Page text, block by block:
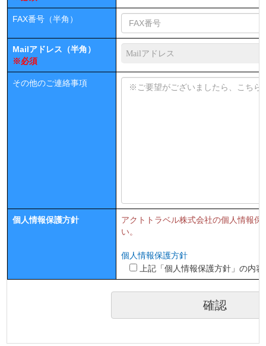
FAX番号（半角）
Mailアドレス（半角）
※必須
その他のご連絡事項
個人情報保護方針
アクトトラベル株式会社の個人情報
い。
個人情報保護方針
上記「個人情報保護方針」の内